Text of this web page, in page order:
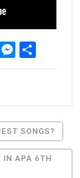
SONGS?
IN APA 6TH